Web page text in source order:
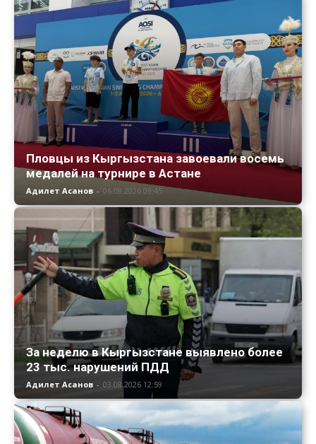
Пловцы из Кыргызстана завоевали восемь
медалей на турнире в Астане
Адилет Асанов - 06.08.2026 09:45
За неделю в Кыргызстане выявлено более
23 тыс. нарушений ПДД
Адилет Асанов - 03.08.2026 12:59